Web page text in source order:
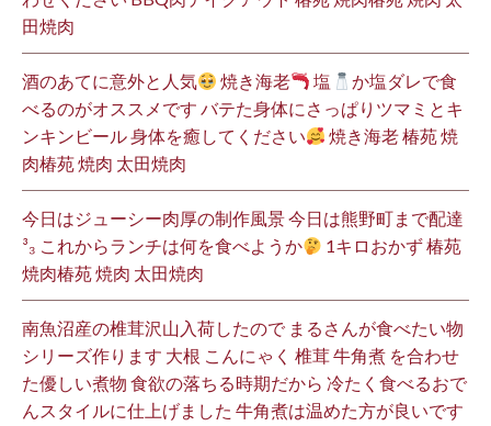
田焼肉
酒のあてに意外と人気 焼き海老 塩
か塩ダレで食
べるのがオススメです バテた身体にさっぱりツマミとキ
ンキンビール 身体を癒してください
焼き海老 椿苑 焼
肉椿苑 焼肉 太田焼肉
今日はジューシー肉厚の制作風景 今日は熊野町まで配達
³₃ これからランチは何を食べようか
1キロおかず 椿苑
焼肉椿苑 焼肉 太田焼肉
南魚沼産の椎茸沢山入荷したので まるさんが食べたい物
シリーズ作ります 大根 こんにゃく 椎茸 牛角煮 を合わせ
た優しい煮物 食欲の落ちる時期だから 冷たく食べるおで
んスタイルに仕上げました 牛角煮は温めた方が良いです